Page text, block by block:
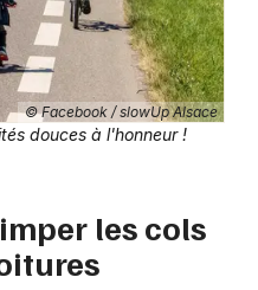
© Facebook / slowUp Alsace
douces à l'honneur !
les cols